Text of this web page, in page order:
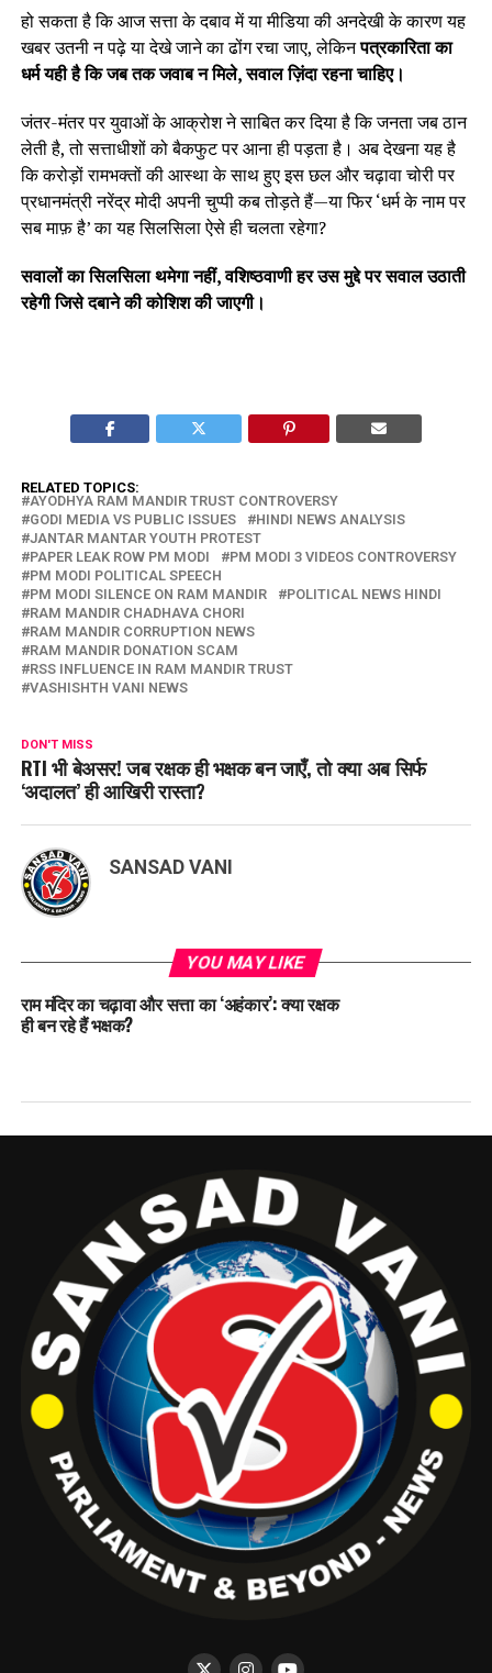
हो सकता है कि आज सत्ता के दबाव में या मीडिया की अनदेखी के कारण यह
खबर उतनी न पढ़े या देखे जाने का ढोंग रचा जाए, लेकिनपत्रकारिता का
धर्म यही है कि जब तक जवाब न मिले, सवाल ज़िंदा रहना चाहिए।
जंतर-मंतर पर युवाओं के आक्रोश ने साबित कर दिया है कि जनता जब ठान
लेती है, तो सत्ताधीशों को बैकफुट पर आना ही पड़ता है। अब देखना यह है
कि करोड़ों रामभक्तों की आस्था के साथ हुए इस छल और चढ़ावा चोरी पर
प्रधानमंत्री नरेंद्र मोदी अपनी चुप्पी कब तोड़ते हैं—या फिर ‘धर्म के नाम पर
सब माफ़ है’ का यह सिलसिला ऐसे ही चलता रहेगा?
सवालों का सिलसिला थमेगा नहीं, वशिष्ठवाणी हर उस मुद्दे पर सवाल उठाती
रहेगी जिसे दबाने की कोशिश की जाएगी।
RELATED TOPICS:
AYODHYA RAM MANDIR TRUST CONTROVERSY
GODI MEDIA VS PUBLIC ISSUES
HINDI NEWS ANALYSIS
JANTAR MANTAR YOUTH PROTEST
PAPER LEAK ROW PM MODI
PM MODI 3 VIDEOS CONTROVERSY
PM MODI POLITICAL SPEECH
PM MODI SILENCE ON RAM MANDIR
POLITICAL NEWS HINDI
RAM MANDIR CHADHAVA CHORI
RAM MANDIR CORRUPTION NEWS
RAM MANDIR DONATION SCAM
RSS INFLUENCE IN RAM MANDIR TRUST
VASHISHTH VANI NEWS
DON'T MISS
RTI भी बेअसर! जब रक्षक ही भक्षक बन जाएँ, तो क्या अब सिर्फ
‘अदालत’ ही आखिरी रास्ता?
SANSAD VANI
YOU MAY LIKE
राम मंदिर का चढ़ावा और सत्ता का ‘अहंकार’: क्या रक्षक
ही बन रहे हैं भक्षक?